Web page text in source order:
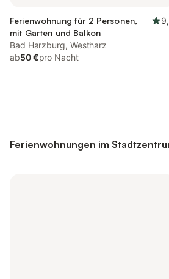
Ferienwohnung für 2 Personen,
mit Garten und Balkon
Bad Harzburg, Westharz
ab50 €pro Nacht
Ferienwohnungen im